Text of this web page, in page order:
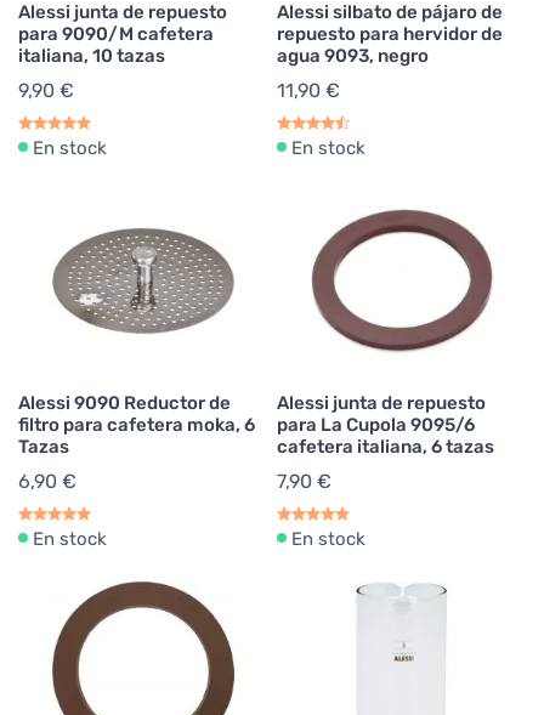
Alessi junta de repuesto
para 9090/M cafetera
italiana, 10 tazas
9,90 €
En stock
Alessi silbato de pájaro de
repuesto para hervidor de
agua 9093, negro
11,90 €
En stock
Alessi 9090 Reductor de
filtro para cafetera moka, 6
Tazas
6,90 €
En stock
Alessi junta de repuesto
para La Cupola 9095/6
cafetera italiana, 6 tazas
7,90 €
En stock